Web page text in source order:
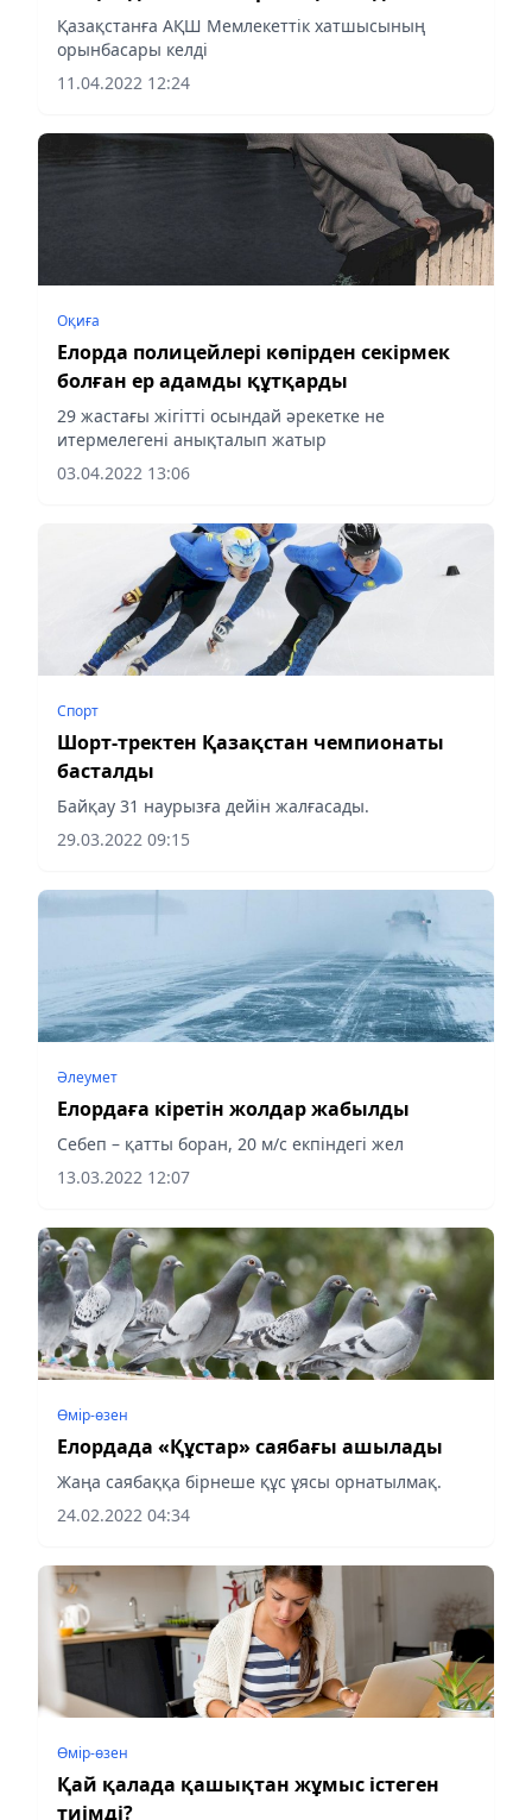
Қазақстанға АҚШ Мемлекеттік хатшысының
орынбасары келді
11.04.2022 12:24
Оқиға
Елорда полицейлері көпірден секірмек
болған ер адамды құтқарды
29 жастағы жігітті осындай әрекетке не
итермелегені анықталып жатыр
03.04.2022 13:06
Спорт
Шорт-тректен Қазақстан чемпионаты
басталды
Байқау 31 наурызға дейін жалғасады.
29.03.2022 09:15
Әлеумет
Елордаға кіретін жолдар жабылды
Себеп – қатты боран, 20 м/с екпіндегі жел
13.03.2022 12:07
Өмір-өзен
Елордада «Құстар» саябағы ашылады
Жаңа саябаққа бірнеше құс ұясы орнатылмақ.
24.02.2022 04:34
Өмір-өзен
Қай қалада қашықтан жұмыс істеген
тиімді?